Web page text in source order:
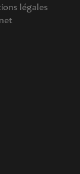
légales